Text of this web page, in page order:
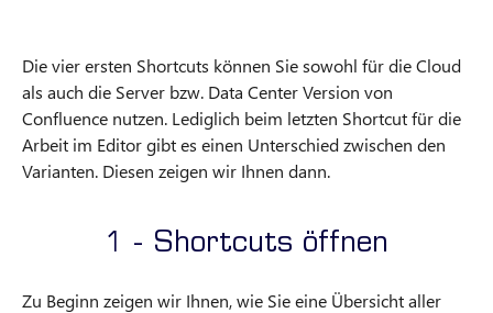
Die vier ersten Shortcuts können Sie sowohl für die Cloud
als auch die Server bzw. Data Center Version von
Confluence nutzen. Lediglich beim letzten Shortcut für die
Arbeit im Editor gibt es einen Unterschied zwischen den
Varianten. Diesen zeigen wir Ihnen dann.
1 - Shortcuts öffnen
Zu Beginn zeigen wir Ihnen, wie Sie eine Übersicht aller